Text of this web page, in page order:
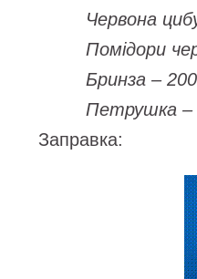
Червона
Помідори
Бринза –
Петрушка –
Заправка: